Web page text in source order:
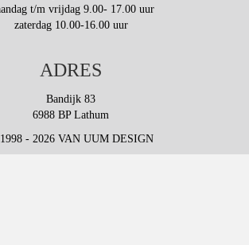
t/m vrijdag 9.00- 17.00 uur
zaterdag 10.00-16.00 uur
ADRES
Bandijk 83
6988 BP Lathum
- 2026 VAN UUM DESIGN